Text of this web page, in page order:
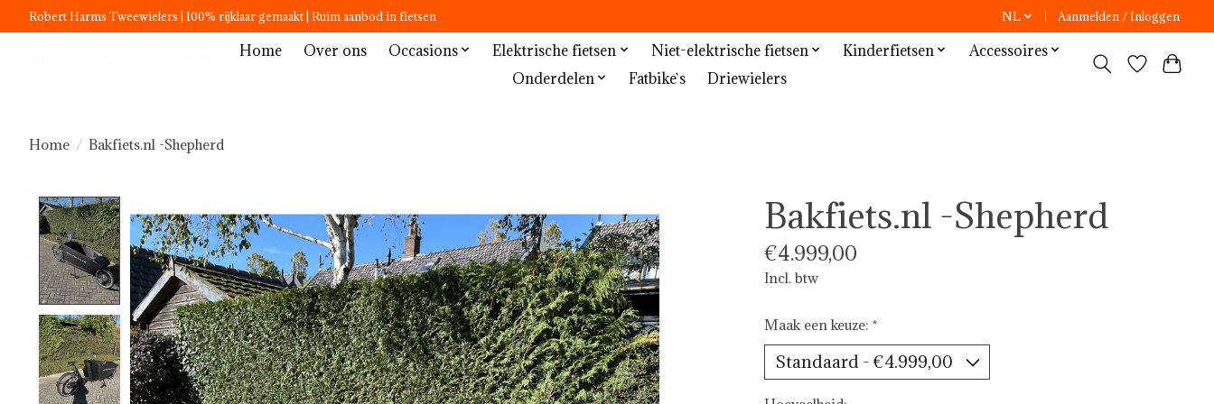
Robert Harms Tweewielers | 100% rijklaar gemaakt | Ruim aanbod in fietsen NL Aanmelden / Inloggen
Home Over ons Occasions Elektrische fietsen Niet-elektrische fietsen Kinderfietsen
Accessoires
Onderdelen
Fatbike`s Driewielers
Home / Bakfiets.nl -Shepherd
Bakfiets.nl -Shepherd
€4.999,00
Incl. btw
Maak een keuze: *